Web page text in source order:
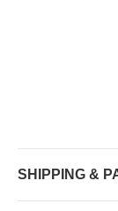
SHIPPING &